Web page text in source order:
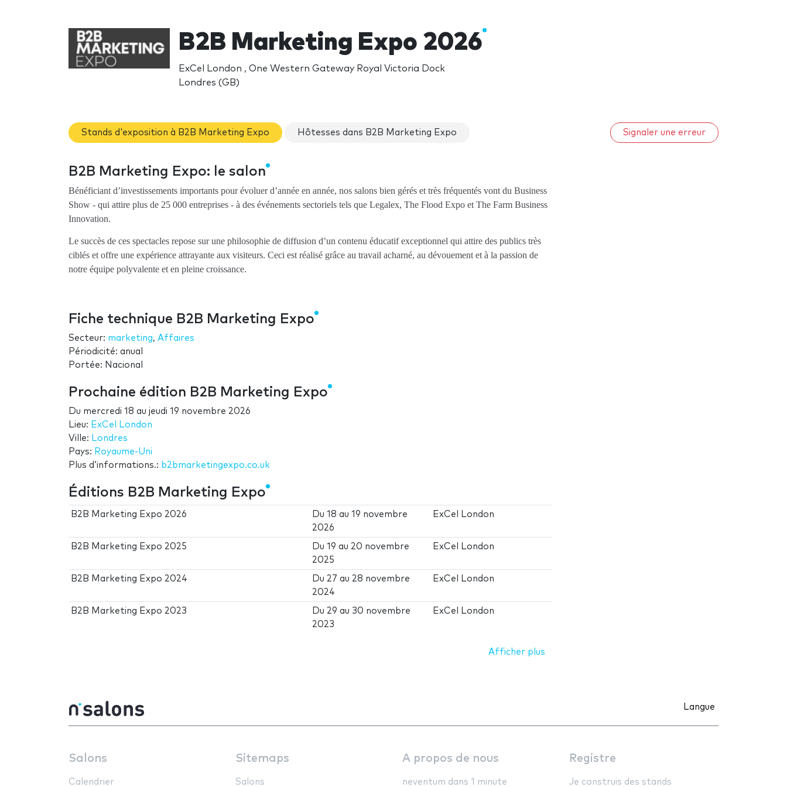
B2B Marketing Expo 2026
ExCel London , One Western Gateway Royal Victoria Dock
Londres (GB)
Stands d'exposition à B2B Marketing Expo Hôtesses dans B2B Marketing Expo Signaler une erreur
B2B Marketing Expo: le salon
Bénéficiant d’investissements importants pour évoluer d’année en année, nos salons bien gérés et très fréquentés vont du Business
Show - qui attire plus de 25 000 entreprises - à des événements sectoriels tels que Legalex, The Flood Expo et The Farm Business
Innovation.
Le succès de ces spectacles repose sur une philosophie de diffusion d’un contenu éducatif exceptionnel qui attire des publics très
ciblés et offre une expérience attrayante aux visiteurs. Ceci est réalisé grâce au travail acharné, au dévouement et à la passion de
notre équipe polyvalente et en pleine croissance.
Fiche technique B2B Marketing Expo
Secteur: marketing, Affaires
Périodicité: anual
Portée: Nacional
Prochaine édition B2B Marketing Expo
Du mercredi 18 au jeudi 19 novembre 2026
Lieu: ExCel London
Ville: Londres
Pays: Royaume-Uni
Plus d’informations.: b2bmarketingexpo.co.uk
Éditions B2B Marketing Expo
B2B Marketing Expo 2026 Du18 au19 novembre
2026
ExCel London
B2B Marketing Expo 2025 Du19 au 20 novembre
2025
ExCel London
B2B Marketing Expo 2024 Du 27 au 28 novembre
2024
ExCel London
B2B Marketing Expo 2023 Du 29 au 30 novembre
2023
ExCel London
Afficher plus
Langue
Salons
Calendrier
Sitemaps
Salons
A propos de nous
neventum dans 1 minute
Registre
Je construis des stands